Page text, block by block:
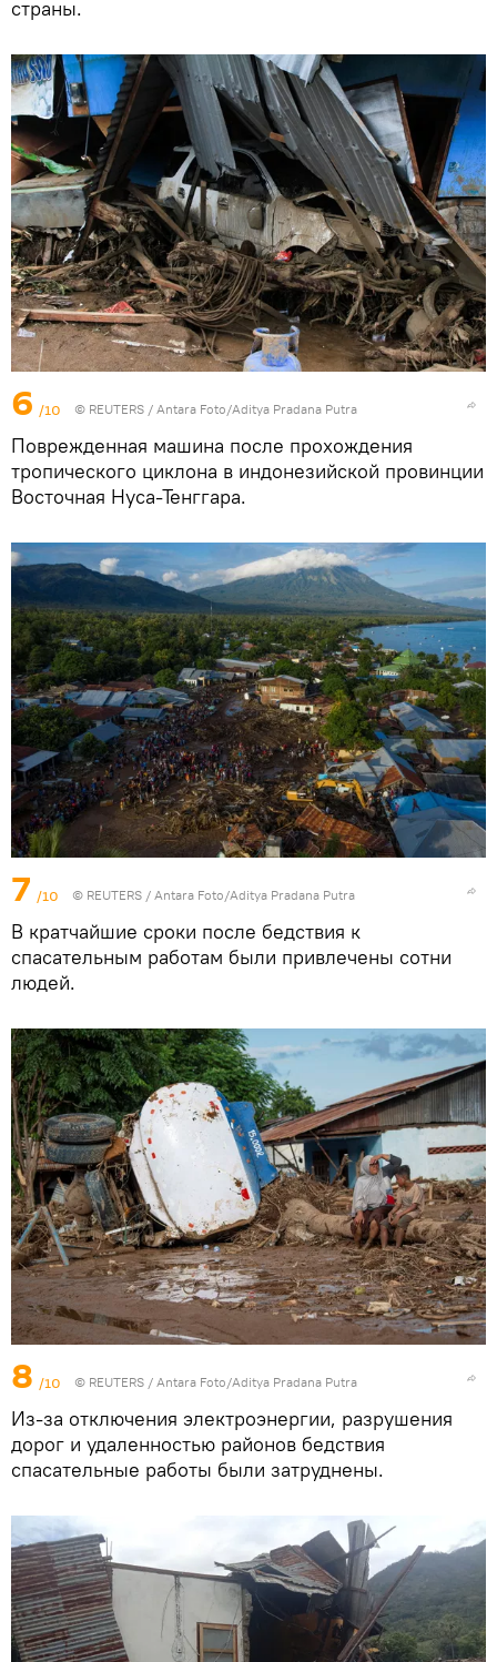
страны.
6 /10 © REUTERS / Antara Foto/Aditya Pradana Putra
Поврежденная машина после прохождения
тропического циклона в индонезийской провинции
Восточная Нуса-Тенггара.
7 /10 © REUTERS / Antara Foto/Aditya Pradana Putra
В кратчайшие сроки после бедствия к
спасательным работам были привлечены сотни
людей.
8 /10 © REUTERS / Antara Foto/Aditya Pradana Putra
Из-за отключения электроэнергии, разрушения
дорог и удаленностью районов бедствия
спасательные работы были затруднены.